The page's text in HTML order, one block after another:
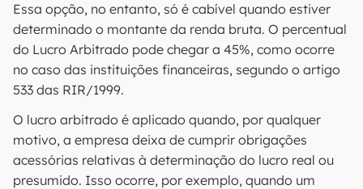
Essa opção, no entanto, só é cabível quando estiver
determinado o montante da renda bruta. O percentual
do Lucro Arbitrado pode chegar a 45%, como ocorre
no caso das instituições financeiras, segundo o artigo
533 das RIR/1999.
O lucro arbitrado é aplicado quando, por qualquer
motivo, a empresa deixa de cumprir obrigações
acessórias relativas à determinação do lucro real ou
presumido. Isso ocorre, por exemplo, quando um